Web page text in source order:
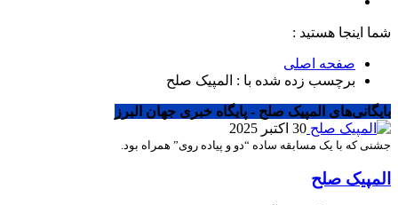
شما اینجا هستید :
صفحه اصلی
برچسب زده شده با : المپیک صلح
بایگانی‌های المپیک صلح - پایگاه خبری جهان البرز
30 اکتبر 2025
جشنی که با یک مسابقه ساده “دو و پیاده روی” همراه بود.
المپیک صلح